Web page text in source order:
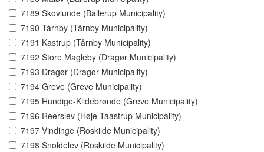
7189 Skovlunde (Ballerup Municipality)
7190 Tårnby (Tårnby Municipality)
7191 Kastrup (Tårnby Municipality)
7192 Store Magleby (Dragør Municipality)
7193 Dragør (Dragør Municipality)
7194 Greve (Greve Municipality)
7195 Hundige-Kildebrønde (Greve Municipality)
7196 Reerslev (Høje-Taastrup Municipality)
7197 Vindinge (Roskilde Municipality)
7198 Snoldelev (Roskilde Municipality)